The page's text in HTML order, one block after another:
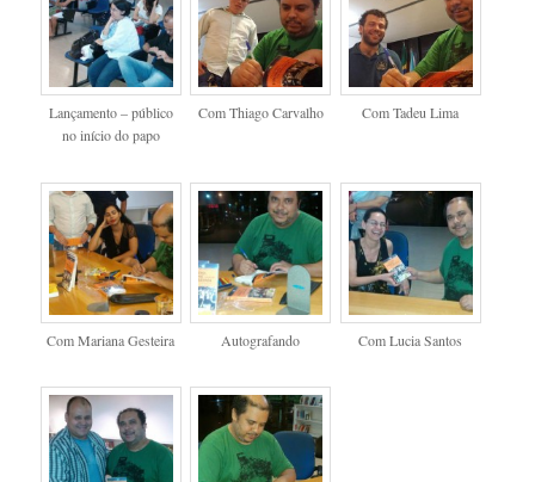
Lançamento – público
no início do papo
Com Thiago Carvalho Com Tadeu Lima
Com Mariana Gesteira Autografando Com Lucia Santos